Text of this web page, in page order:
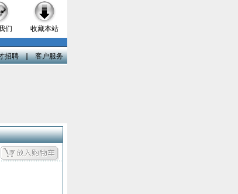
们 收藏本站
招聘||客户服务